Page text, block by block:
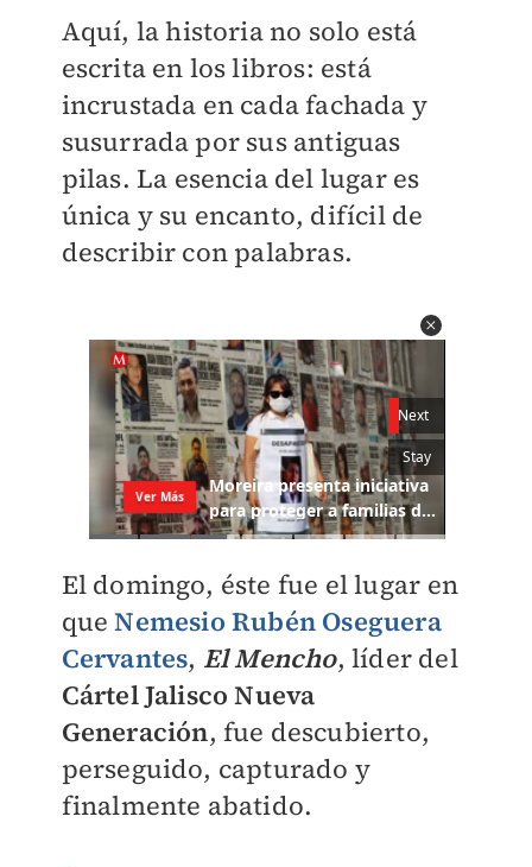
Aquí, la historia no solo está
escrita en los libros: está
incrustada en cada fachada y
susurrada por sus antiguas
pilas. La esencia del lugar es
única y su encanto, difícil de
describir con palabras.
El domingo, éste fue el lugar en
queNemesio Rubén Oseguera
Cervantes, El Mencho, líder del
Cártel Jalisco Nueva
Generación, fue descubierto,
perseguido, capturado y
finalmente abatido.